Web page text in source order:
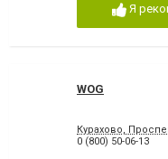
Я
WOG
Курахово,
0 (800) 50-06-13